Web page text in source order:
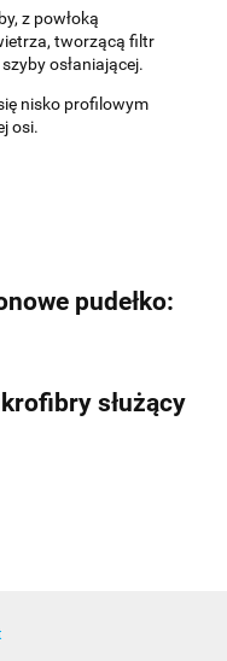
z powłoką
tworzącą filtr
osłaniającej.
nisko profilowym
osi.
pudełko:
służący